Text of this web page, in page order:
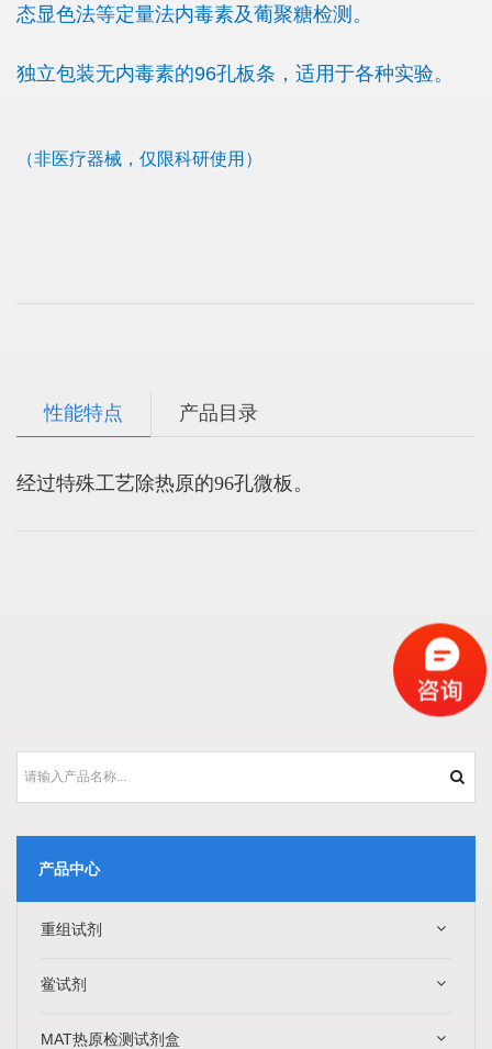
态显色法等定量法内毒素及葡聚糖检测。
独立包装无内毒素的96孔板条，适用于各种实验。
（非医疗器械，仅限科研使用）
性能特点 产品目录
经过特殊工艺除热原的96孔微板。
产品中心
重组试剂
鲎试剂
MAT热原检测试剂盒